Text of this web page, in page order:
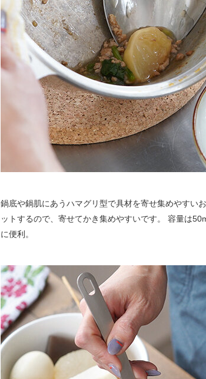
鍋底や鍋肌にあうハマグリ型で具材を寄せ集めやすい
ットするので、寄せてかき集めやすいです。 容量は
に便利。